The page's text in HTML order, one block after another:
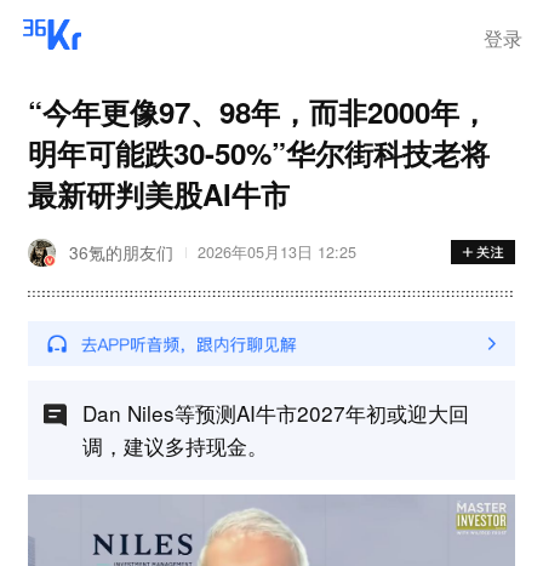
登录
“今年更像97、98年，而非2000年，
明年可能跌30-50%”华尔街科技老将
最新研判美股AI牛市
36氪的朋友们 2026年05月13日 12:25
Dan Niles等预测AI牛市2027年初或迎大回
调，建议多持现金。